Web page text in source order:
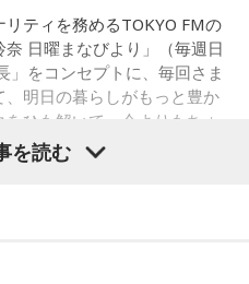
る舞いに、番組パートナー
くて良かったんじゃないか
な方です。今後もこういう
ティを務めるTOKYO FMの
日曜まなびより」（毎週日
をコンセプトに、毎回さま
明日の暮らしがもっと豊か
ひも解いて、今よりもちょ
です。
を読む